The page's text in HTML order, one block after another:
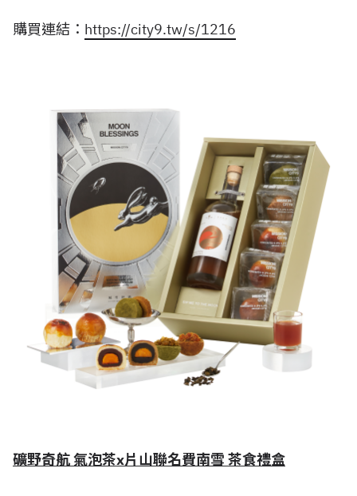
購買連結： https://city9.tw/s/1216
礦野奇航 氣泡茶x片山聯名費南雪 茶食禮盒